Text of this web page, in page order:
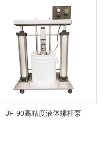
JF-90高粘度液体螺杆泵